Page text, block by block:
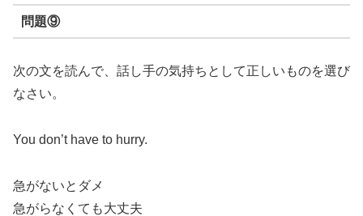
問題⑨
次の文を読んで、話し手の気持ちとして正しいものを選び
なさい。
You don’t have to hurry.
急がないとダメ
急がらなくても大丈夫